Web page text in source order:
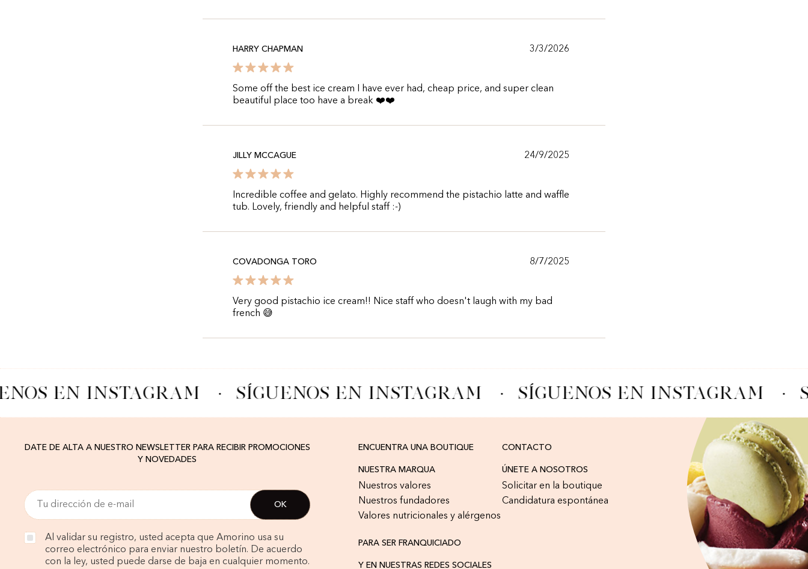
HARRY CHAPMAN 3/3/2026
Some off the best ice cream I have ever had, cheap price, and super clean
beautiful place too have a break ❤️❤️
JILLY MCCAGUE 24/9/2025
Incredible coffee and gelato. Highly recommend the pistachio latte and waffle
tub. Lovely, friendly and helpful staff :-)
COVADONGA TORO 8/7/2025
Very good pistachio ice cream!! Nice staff who doesn't laugh with my bad
french 😅
EN INSTAGRAM SÍGUENOS EN INSTAGRAM SÍGUENOS EN INSTAGRAM
DATE DE ALTA A NUESTRO NEWSLETTER PARA RECIBIR PROMOCIONES
Y NOVEDADES
Al validar su registro, usted acepta que Amorino usa su
correo electrónico para enviar nuestro boletín. De acuerdo
con la ley, usted puede darse de baja en cualquier momento.
ENCUENTRA UNA BOUTIQUE CONTACTO
NUESTRA MARQUA
Nuestros valores
Nuestros fundadores
Valores nutricionales y alérgenos
ÚNETE A NOSOTROS
Solicitar en la boutique
Candidatura espontánea
PARA SER FRANQUICIADO
Y EN NUESTRAS REDES SOCIALES